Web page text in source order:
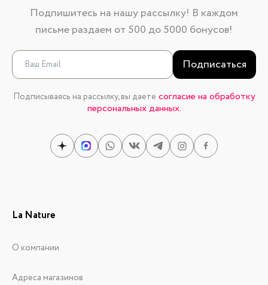
Подпишитесь на нашу рассылку! В каждом
письме раздаем от 500 до 5000 бонусов!
Подписаться
Подписываясь на рассылку, вы даете согласие на обработку
персональных данных.
La Nature
О компании
Адреса магазинов